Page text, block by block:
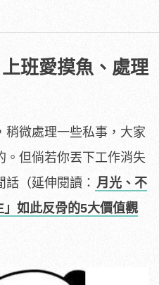
班愛摸魚、處理
稍微處理一些私事，大家
。但倘若你丟下工作消失
（延伸閱讀： 月光、不
如此反骨的5大價值觀